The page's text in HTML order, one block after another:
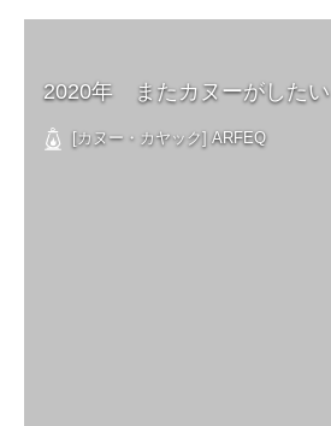
2020年 またカヌーがしたい
[カヌー・カヤック] ARFEQ